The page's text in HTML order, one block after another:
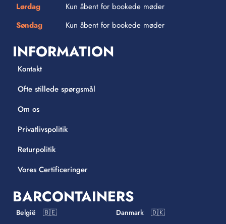
Lørdag
Kun åbent for bookede møder
Søndag
Kun åbent for bookede møder
INFORMATION
Kontakt
Ofte stillede spørgsmål
Om os
Privatlivspolitik
Returpolitik
Vores Certificeringer
BARCONTAINERS
België 🇧🇪
Danmark 🇩🇰